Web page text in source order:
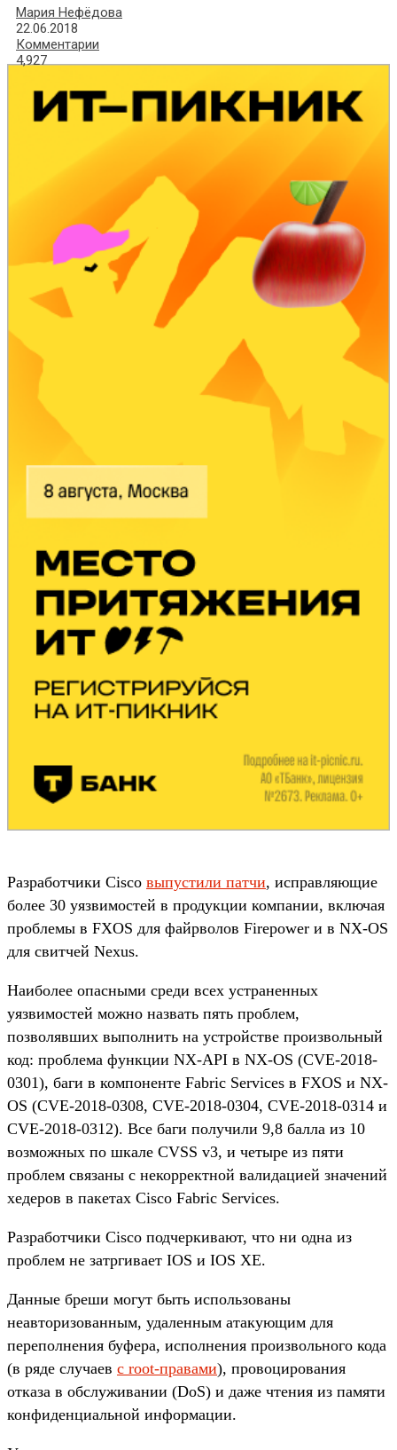
Мария Нефёдова
22.06.2018
Комментарии
4,927
Разработчики Cisco выпустили патчи, исправляющие
более 30 уязвимостей в продукции компании, включая
проблемы в FXOS для файрволов Firepower и в NX-OS
для свитчей Nexus.
Наиболее опасными среди всех устраненных
уязвимостей можно назвать пять проблем,
позволявших выполнить на устройстве произвольный
код: проблема функции NX-API в NX-OS (CVE-2018-
0301), баги в компоненте Fabric Services в FXOS и NX-
OS (CVE-2018-0308, CVE-2018-0304, CVE-2018-0314 и
CVE-2018-0312). Все баги получили 9,8 балла из 10
возможных по шкале CVSS v3, и четыре из пяти
проблем связаны с некорректной валидацией значений
хедеров в пакетах Cisco Fabric Services.
Разработчики Cisco подчеркивают, что ни одна из
проблем не затргивает IOS и IOS XE.
Данные бреши могут быть использованы
неавторизованным, удаленным атакующим для
переполнения буфера, исполнения произвольного кода
(в ряде случаев с root-правами), провоцирования
отказа в обслуживании (DoS) и даже чтения из памяти
конфиденциальной информации.